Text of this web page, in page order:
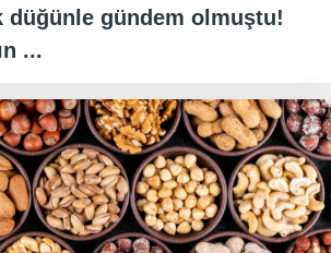
düğünle gündem olmuştu!
...